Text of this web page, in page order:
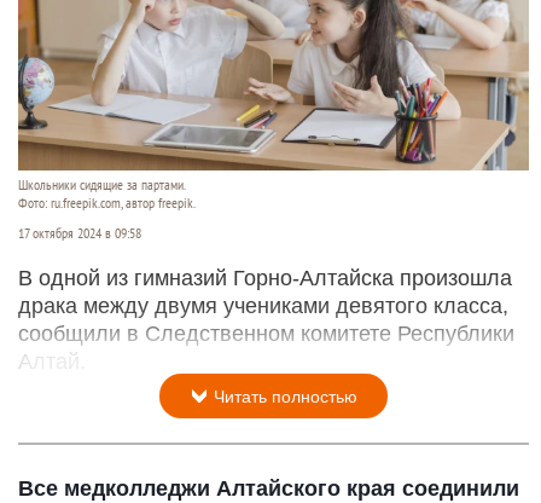
Школьники сидящие за партами.
Фото: ru.freepik.com, автор freepik.
17 октября 2024 в 09:58
В одной из гимназий Горно-Алтайска произошла
драка между двумя учениками девятого класса,
сообщили в Следственном комитете Республики
Алтай.
Читать полностью
Все медколледжи Алтайского края соединили